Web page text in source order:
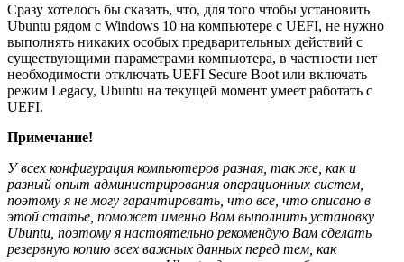
Сразу хотелось бы сказать, что, для того чтобы установить
Ubuntu рядом с Windows 10 на компьютере с UEFI, не нужно
выполнять никаких особых предварительных действий с
существующими параметрами компьютера, в частности нет
необходимости отключать UEFI Secure Boot или включать
режим Legacy, Ubuntu на текущей момент умеет работать с
UEFI.
Примечание!
У всех конфигурация компьютеров разная, так же, как и
разный опыт администрирования операционных систем,
поэтому я не могу гарантировать, что все, что описано в
этой статье, поможет именно Вам выполнить установку
Ubuntu, поэтому я настоятельно рекомендую Вам сделать
резервную копию всех важных данных перед тем, как